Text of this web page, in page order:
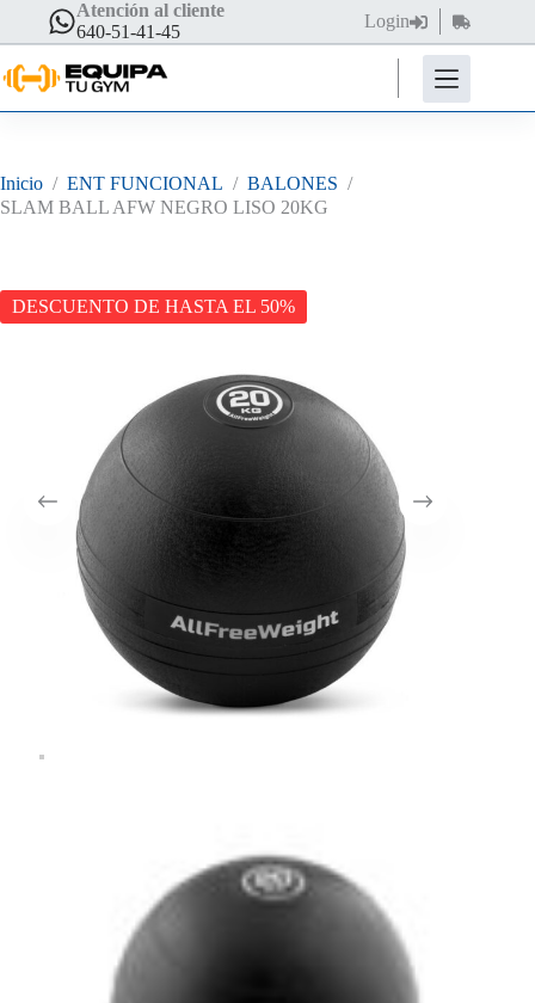
contenido
Atención al cliente
640-51-41-45
Login
Carro
de
compra
Inicio / ENT FUNCIONAL / BALONES /
SLAM BALL AFW NEGRO LISO 20KG
DESCUENTO DE HASTA EL 50%